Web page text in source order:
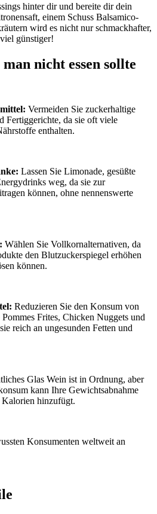
hinter dir und bereite dir dein
einem Schuss Balsamico-
wird es nicht nur schmackhafter,
günstiger!
nicht essen sollte
Vermeiden Sie zuckerhaltige
Fertiggerichte, da sie oft viele
enthalten.
Lassen Sie Limonade, gesüßte
weg, da sie zur
können, ohne nennenswerte
Wählen Sie Vollkornalternativen, da
den Blutzuckerspiegel erhöhen
können.
Reduzieren Sie den Konsum von
Frites, Chicken Nuggets und
reich an ungesunden Fetten und
Glas Wein ist in Ordnung, aber
kann Ihre Gewichtsabnahme
Kalorien hinzufügt.
Konsumenten weltweit an